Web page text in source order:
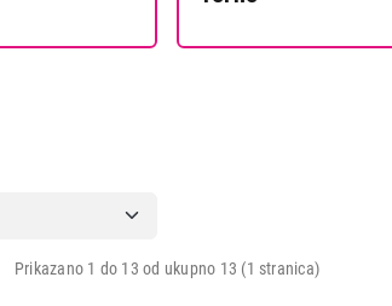
Prikazano 1 do 13 od ukupno 13 (1 stranica)